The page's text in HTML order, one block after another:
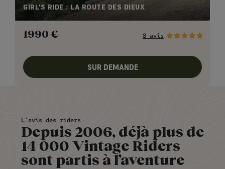
GIRL’S RIDE : LA ROUTE DES DIEUX
1990 € 8 avis
SUR DEMANDE
L'avis des riders
Depuis 2006, déjà plus de
14 000 Vintage Riders
sont partis à l’aventure